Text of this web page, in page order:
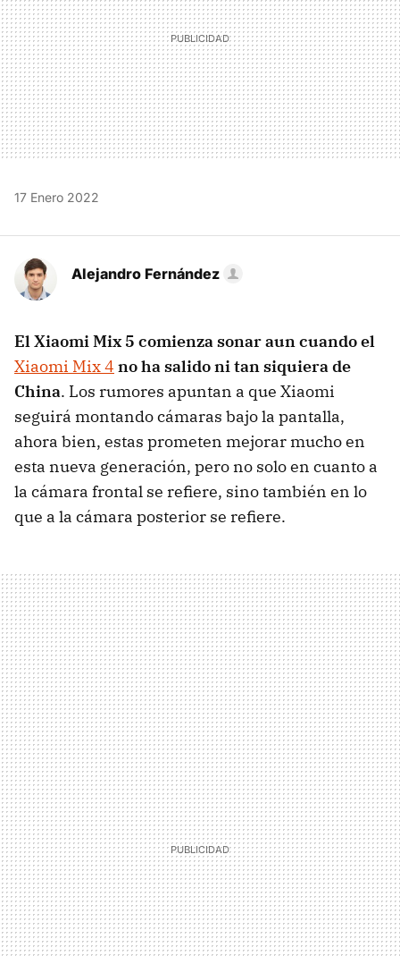
17 Enero 2022
Alejandro Fernández
El Xiaomi Mix 5 comienza sonar aun cuando el
Xiaomi Mix 4 no ha salido ni tan siquiera de
China. Los rumores apuntan a que Xiaomi
seguirá montando cámaras bajo la pantalla,
ahora bien, estas prometen mejorar mucho en
esta nueva generación, pero no solo en cuanto a
la cámara frontal se refiere, sino también en lo
que a la cámara posterior se refiere.